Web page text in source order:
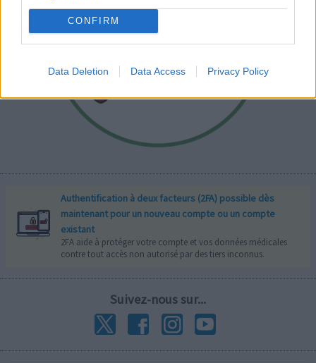
CONFIRM
Data Deletion Data Access Privacy Policy
Authentification à deux facteurs (2FA) possible dès
maintenant pour un nouveau compte ou un compte
existant
2FA aide à protéger votre compte et vos données médicales
contre tout accès non autorisé par des tiers inconnus.
Suivez-nous sur...